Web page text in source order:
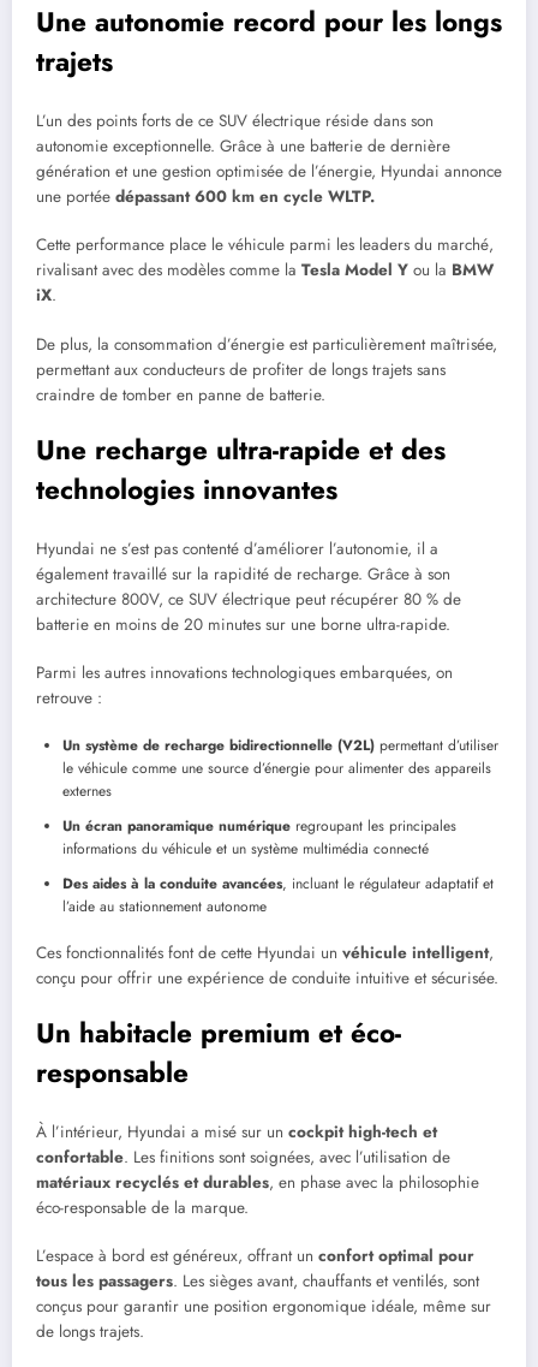
Une autonomie record pour les longs
trajets
L’un des points forts de ce SUV électrique réside dans son
autonomie exceptionnelle. Grâce à une batterie de dernière
génération et une gestion optimisée de l’énergie, Hyundai annonce
une portée dépassant 600 km en cycle WLTP.
Cette performance place le véhicule parmi les leaders du marché,
rivalisant avec des modèles comme la Tesla Model Y ou la BMW
iX.
De plus, la consommation d’énergie est particulièrement maîtrisée,
permettant aux conducteurs de profiter de longs trajets sans
craindre de tomber en panne de batterie.
Une recharge ultra-rapide et des
technologies innovantes
Hyundai ne s’est pas contenté d’améliorer l’autonomie, il a
également travaillé sur la rapidité de recharge. Grâce à son
architecture 800V, ce SUV électrique peut récupérer 80 % de
batterie en moins de 20 minutes sur une borne ultra-rapide.
Parmi les autres innovations technologiques embarquées, on
retrouve :
Un système de recharge bidirectionnelle (V2L) permettant d’utiliser
le véhicule comme une source d’énergie pour alimenter des appareils
externes
Un écran panoramique numérique regroupant les principales
informations du véhicule et un système multimédia connecté
Des aides à la conduite avancées, incluant le régulateur adaptatif et
l’aide au stationnement autonome
Ces fonctionnalités font de cette Hyundai un véhicule intelligent,
conçu pour offrir une expérience de conduite intuitive et sécurisée.
Un habitacle premium et éco-
responsable
À l’intérieur, Hyundai a misé sur un cockpit high-tech et
confortable. Les finitions sont soignées, avec l’utilisation de
matériaux recyclés et durables, en phase avec la philosophie
éco-responsable de la marque.
L’espace à bord est généreux, offrant un confort optimal pour
tous les passagers. Les sièges avant, chauffants et ventilés, sont
conçus pour garantir une position ergonomique idéale, même sur
de longs trajets.